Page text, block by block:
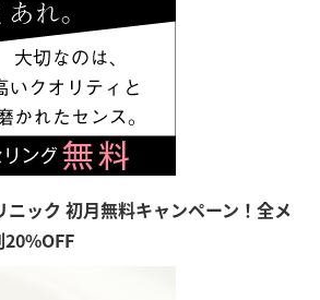
ック 初月無料キャンペーン！全メ